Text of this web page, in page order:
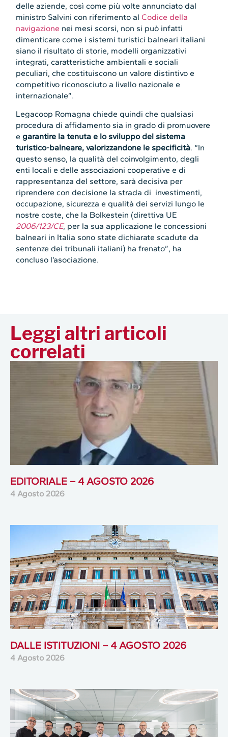
delle aziende, così come più volte annunciato dal
ministro Salvini con riferimento alCodice della
navigazione nei mesi scorsi, non si può infatti
dimenticare come i sistemi turistici balneari italiani
siano il risultato di storie, modelli organizzativi
integrati, caratteristiche ambientali e sociali
peculiari, che costituiscono un valore distintivo e
competitivo riconosciuto a livello nazionale e
internazionale”.
Legacoop Romagna chiede quindi che qualsiasi
procedura di affidamento sia in grado di promuovere
egarantire la tenuta e lo sviluppo del sistema
turistico-balneare, valorizzandone le specificità. “In
questo senso, la qualità del coinvolgimento, degli
enti locali e delle associazioni cooperative e di
rappresentanza del settore, sarà decisiva per
riprendere con decisione la strada di investimenti,
occupazione, sicurezza e qualità dei servizi lungo le
nostre coste, che la Bolkestein (direttiva UE
2006/123/CE, per la sua applicazione le concessioni
balneari in Italia sono state dichiarate scadute da
sentenze dei tribunali italiani) ha frenato”, ha
concluso l’asociazione.
Leggi altri articoli
correlati
EDITORIALE – 4 AGOSTO 2026
4 Agosto 2026
DALLE ISTITUZIONI – 4 AGOSTO 2026
4 Agosto 2026